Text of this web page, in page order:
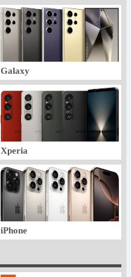
Galaxy
Xperia
iPhone